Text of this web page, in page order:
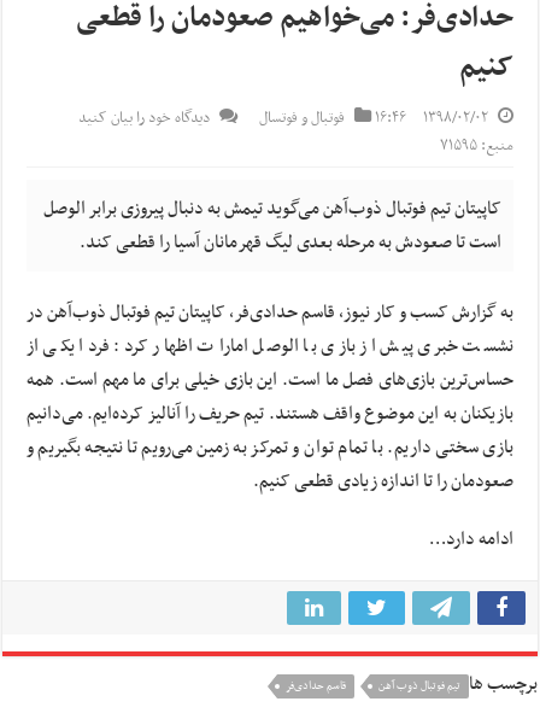
حدادی‌فر: می‌خواهیم صعودمان را قطعی
کنیم
۱۳۹۸/۰۲/۰۲ ۱۶:۴۶ فوتبال و فوتسال
دیدگاه خود را بیان کنید
منبع: ۷۱۵۹۵
کاپیتان تیم فوتبال ذوب‌آهن می‌گوید تیمش به دنبال پیروزی برابر الوصل
است تا صعودش به مرحله بعدی لیگ قهرمانان آسیا را قطعی کند.
به گزارش کسب و کار نیوز، قاسم حدادی‌فر، کاپیتان تیم فوتبال ذوب‌آهن در
نشست خبری پیش از بازی با الوصل امارات اظهار کرد: فردا یکی از
حساس‌ترین بازی‌های فصل ما است. این بازی خیلی برای ما مهم است. همه
بازیکنان به این موضوع واقف هستند. تیم حریف را آنالیز کرده‌ایم. می‌دانیم
بازی سختی داریم. با تمام توان و تمرکز به زمین می‌رویم تا نتیجه بگیریم و
صعودمان را تا اندازه زیادی قطعی کنیم.
ادامه دارد…
برچسب ها تيم فوتبال ذوب آهن قاسم حدادی‌فر